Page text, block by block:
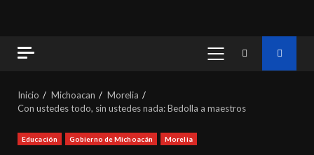
MENÚ
Inicio Michoacan
Morelia
Con ustedes todo, sin ustedes nada: Bedolla a maestros
Educación Gobierno de Michoacán Morelia